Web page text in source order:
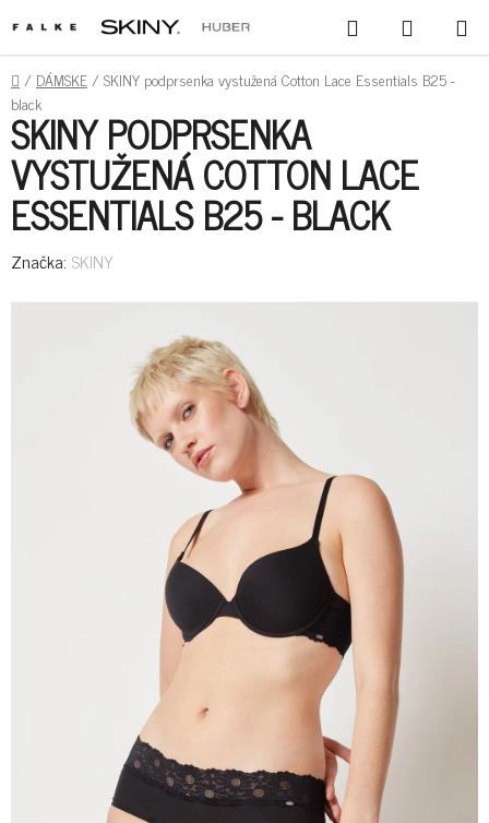
NA
OBSAH
HĽADAŤ
KOŠÍK
DOMOV
/ DÁMSKE/ SKINY podprsenka vystužená Cotton Lace Essentials B25 -
black
SKINY PODPRSENKA
VYSTUŽENÁ COTTON LACE
ESSENTIALS B25 - BLACK
Značka: SKINY